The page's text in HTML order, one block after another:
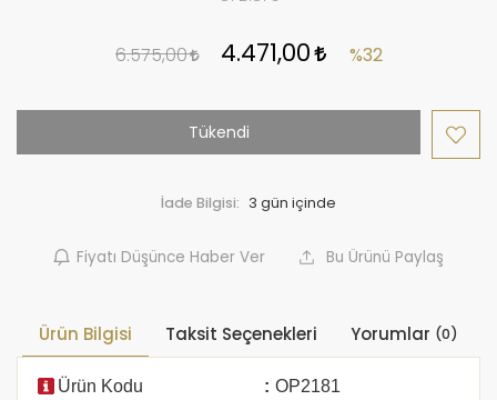
6.575,00 4.471,00 %32
Tükendi
İade Bilgisi:
Fiyatı Düşünce Haber Ver Bu Ürünü Paylaş
Ürün Bilgisi Taksit Seçenekleri Yorumlar (0)
Ürün Kodu : OP2181